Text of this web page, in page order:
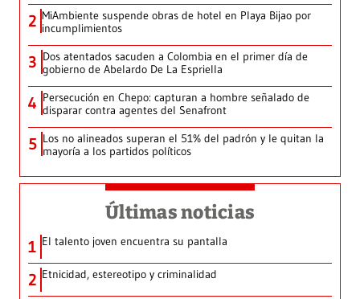
2 MiAmbiente suspende obras de hotel en Playa Bijao por
incumplimientos
3 Dos atentados sacuden a Colombia en el primer día de
gobierno de Abelardo De La Espriella
4 Persecución en Chepo: capturan a hombre señalado de
disparar contra agentes del Senafront
5 Los no alineados superan el 51% del padrón y le quitan la
mayoría a los partidos políticos
Últimas noticias
1 El talento joven encuentra su pantalla​
2 Etnicidad, estereotipo y criminalidad